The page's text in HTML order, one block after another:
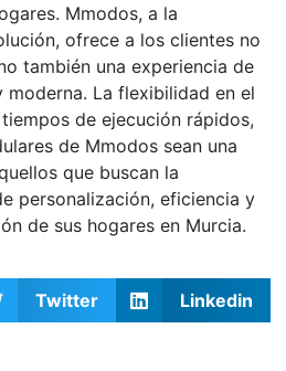
Mmodos, a la
ofrece a los clientes no
también una experiencia de
La flexibilidad en el
de ejecución rápidos,
de Mmodos sean una
que buscan la
personalización, eficiencia y
de sus hogares en Murcia.
Twitter Linkedin